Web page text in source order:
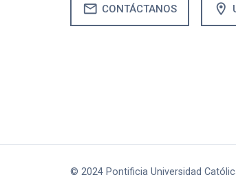
mail CONTÁCTANOS location_on
© 2024 Pontificia Universidad